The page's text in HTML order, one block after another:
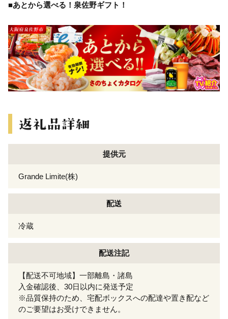
■あとから選べる！泉佐野ギフト！
提供元
Grande Limite(株)
配送
冷蔵
配送注記
【配送不可地域】一部離島・諸島
入金確認後、30日以内に発送予定
※品質保持のため、宅配ボックスへの配達や置き配など
のご要望はお受けできません。